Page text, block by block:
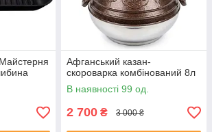
Афганський казан-
скороварка комбінований 8л
В наявності 99 од.
2 700 ₴ 3 000 ₴